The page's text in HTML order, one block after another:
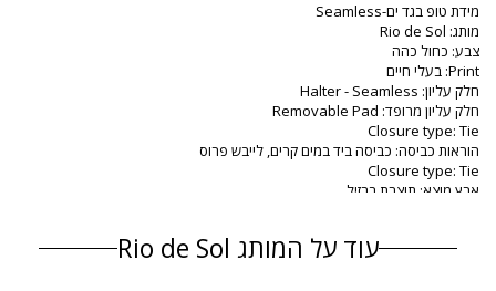
מידת טופ בגד ים-Seamless
מותג: Rio de Sol
צבע: כחול כהה
Print: בעלי חיים
חלק עליון: Halter - Seamless
חלק עליון מרופד: Removable Pad
Closure type: Tie
הוראות כביסה: כביסה ביד במים קרים, לייבש פרוס
Closure type: Tie
ארץ מוצא: תוצרת ברזיל
הרכב
עוד על המותג Rio de Sol